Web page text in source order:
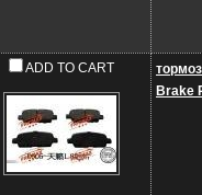
ADD TO CART
Brake